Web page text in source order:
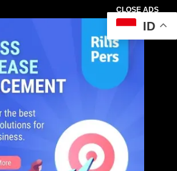
CLOSE ADS
ID